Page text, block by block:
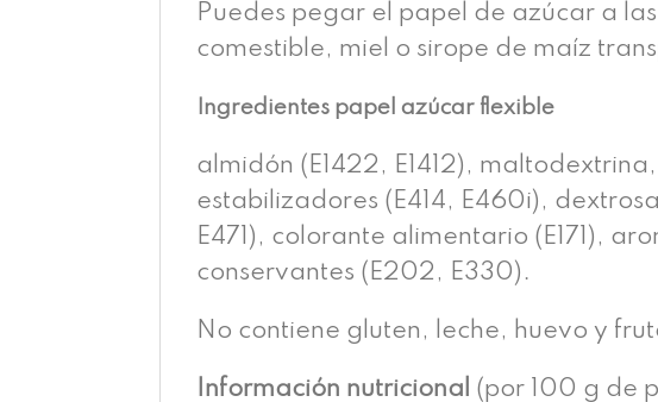
Puedes pegar el papel de azúcar a
comestible, miel o sirope de maíz
Ingredientes papel azúcar flexible
almidón (E1422, E1412),
estabilizadores (E414, E460i),
E471), colorante alimentario (E171),
conservantes (E202, E330).
No contiene gluten, leche, huevo y
Información nutricional (por 100 g de